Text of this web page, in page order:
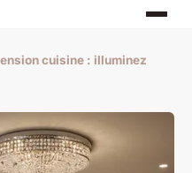
cuisine : illuminez